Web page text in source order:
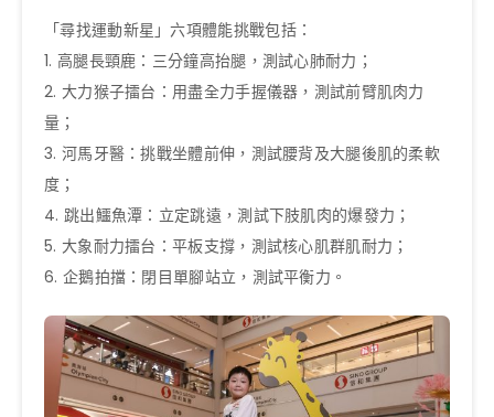
「尋找運動新星」六項體能挑戰包括：
1. 高腿長頸鹿：三分鐘高抬腿，測試心肺耐力；
2. 大力猴子擂台：用盡全力手握儀器，測試前臂肌肉力
量；
3. 河馬牙醫：挑戰坐體前伸，測試腰背及大腿後肌的柔軟
度；
4. 跳出鱷魚潭：立定跳遠，測試下肢肌肉的爆發力；
5. 大象耐力擂台：平板支撐，測試核心肌群肌耐力；
6. 企鵝拍擋：閉目單腳站立，測試平衡力。